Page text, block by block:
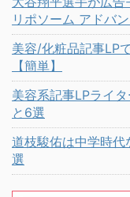
リポソーム アドバ
美容/化粧品記事LP
【簡単】
美容系記事LPライ
と6選
道枝駿佑は中学時
選